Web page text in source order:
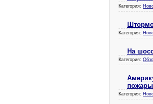
Категория:
Категория:
На
Категория:
пожары
Категория: